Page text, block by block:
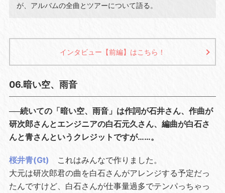
が、アルバムの全曲とツアーについて語る。
インタビュー【前編】はこちら！
06.暗い空、雨音
──続いての「暗い空、雨音」は作詞が石井さん、作曲が
研次郎さんとエンジニアの白石元久さん、編曲が白石さ
んと青さんというクレジットですが……。
桜井青(Gt)
これはみんなで作りました。
大元は研次郎君の曲を白石さんがアレンジする予定だっ
たんですけど、白石さんが仕事量過多でテンパっちゃっ